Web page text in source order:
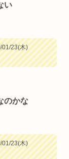
い
01/23(木)
のかな
01/23(木)